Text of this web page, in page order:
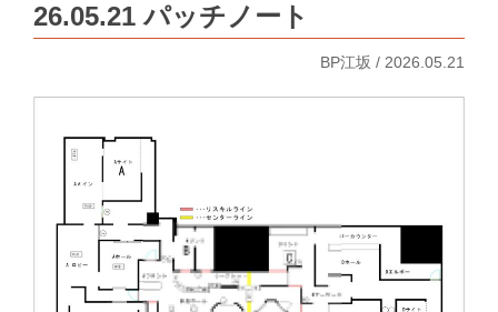
26.05.21 パッチノート
BP江坂 / 2026.05.21